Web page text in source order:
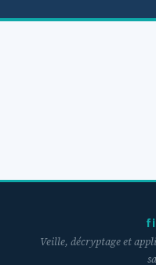
Veille, décryptage et